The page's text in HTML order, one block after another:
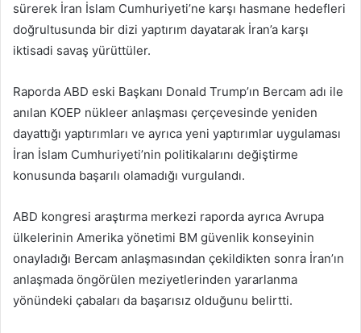
sürerek İran İslam Cumhuriyeti’ne karşı hasmane hedefleri
doğrultusunda bir dizi yaptırım dayatarak İran’a karşı
iktisadi savaş yürüttüler.
Raporda ABD eski Başkanı Donald Trump’ın Bercam adı ile
anılan KOEP nükleer anlaşması çerçevesinde yeniden
dayattığı yaptırımları ve ayrıca yeni yaptırımlar uygulaması
İran İslam Cumhuriyeti’nin politikalarını değiştirme
konusunda başarılı olamadığı vurgulandı.
ABD kongresi araştırma merkezi raporda ayrıca Avrupa
ülkelerinin Amerika yönetimi BM güvenlik konseyinin
onayladığı Bercam anlaşmasından çekildikten sonra İran’ın
anlaşmada öngörülen meziyetlerinden yararlanma
yönündeki çabaları da başarısız olduğunu belirtti.